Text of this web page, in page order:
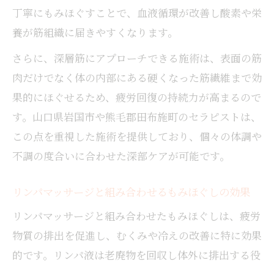
方
口コミで分かる人気セラピストの共通点
岩国周辺で注目のもみほぐし方法まとめ
岩国周辺のもみほぐし最新トレンドを紹介
安い価格で受けられるもみほぐしの選び方
出張対応もみほぐしのメリットと注意点
中国式もみほぐしが支持される理由を解説
リンパマッサージとの組み合わせ施術が人
男性にも人気のリラクゼーション体験術
メンズ向けもみほぐしのリラクゼーション
効果
男性が選ぶもみほぐしサロンの特徴と魅力
丁寧にもみほぐすことで、血液循環が改善し酸素や栄
養が筋組織に届きやすくなります。
さらに、深層筋にアプローチできる施術は、表面の筋
肉だけでなく体の内部にある硬くなった筋繊維まで効
果的にほぐせるため、疲労回復の持続力が高まるので
す。山口県岩国市や熊毛郡田布施町のセラピストは、
この点を重視した施術を提供しており、個々の体調や
不調の度合いに合わせた深部ケアが可能です。
リンパマッサージと組み合わせるもみほぐしの効果
リンパマッサージと組み合わせたもみほぐしは、疲労
物質の排出を促進し、むくみや冷えの改善に特に効果
的です。リンパ液は老廃物を回収し体外に排出する役